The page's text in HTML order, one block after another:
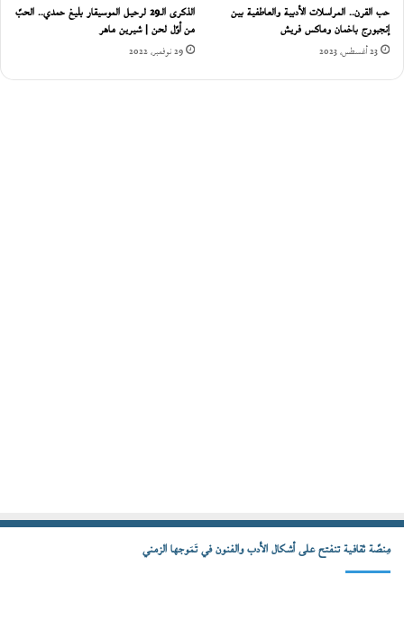
حب القرن.. المراسلات الأدبية والعاطفية بين
إنجبورج باخمان وماكس فريش
23 أغسطس، 2023
الذكرى الـ29 لرحيل الموسيقار بليغ حمدي.. الحبّ
من أوّل لحن | شيرين ماهر
29 نوفمبر، 2022
مِنصّة ثقافية تنفتح على أشكال الأدب والفنون في تَمَوجها الزمني